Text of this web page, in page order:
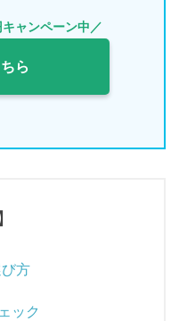
ャンペーン中／
ら
方
ック